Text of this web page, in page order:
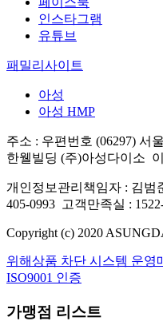
인스타그램
유튜브
패밀리사이트
아성
아성 HMP
주소 : 우편번호 (06297) 서
한웰빌딩 (주)아성다이소
개인정보관리책임자 : 김범
405-0993 고객만족실 :
Copyright (c) 2020
위해상품 차단 시스템 운영
ISO9001 인증
가맹점 리스트